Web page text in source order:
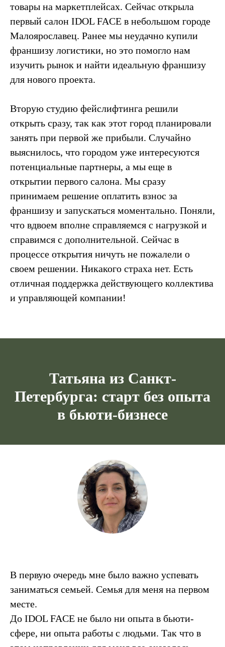
товары на маркетплейсах. Сейчас открыла
первый салон IDOL FACE в небольшом городе
Малоярославец. Ранее мы неудачно купили
франшизу логистики, но это помогло нам
изучить рынок и найти идеальную франшизу
для нового проекта.
Вторую студию фейслифтинга решили
открыть сразу, так как этот город планировали
занять при первой же прибыли. Случайно
выяснилось, что городом уже интересуются
потенциальные партнеры, а мы еще в
открытии первого салона. Мы сразу
принимаем решение оплатить взнос за
франшизу и запускаться моментально. Поняли,
что вдвоем вполне справляемся с нагрузкой и
справимся с дополнительной. Сейчас в
процессе открытия ничуть не пожалели о
своем решении. Никакого страха нет. Есть
отличная поддержка действующего коллектива
и управляющей компании!
Татьяна из Санкт-
Петербурга: старт без опыта
в бьюти-бизнесе
В первую очередь мне было важно успевать
заниматься семьей. Семья для меня на первом
месте.
До IDOL FACE не было ни опыта в бьюти-
сфере, ни опыта работы с людьми. Так что в